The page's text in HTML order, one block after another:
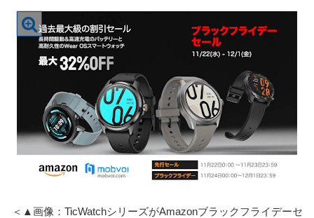
＜▲画像：TicWatchシリーズがAmazonブラックフライデーセ